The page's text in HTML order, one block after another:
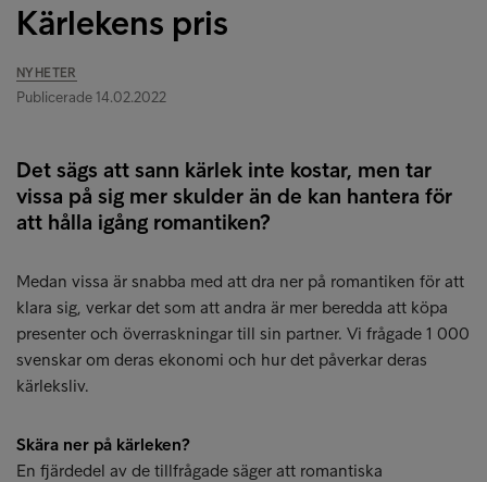
Kärlekens pris
NYHETER
Publicerade 14.02.2022
Det sägs att sann kärlek inte kostar, men tar
vissa på sig mer skulder än de kan hantera för
att hålla igång romantiken?
Medan vissa är snabba med att dra ner på romantiken för att
klara sig, verkar det som att andra är mer beredda att köpa
presenter och överraskningar till sin partner. Vi frågade 1 000
svenskar om deras ekonomi och hur det påverkar deras
kärleksliv.
Skära ner på kärleken?
En fjärdedel av de tillfrågade säger att romantiska